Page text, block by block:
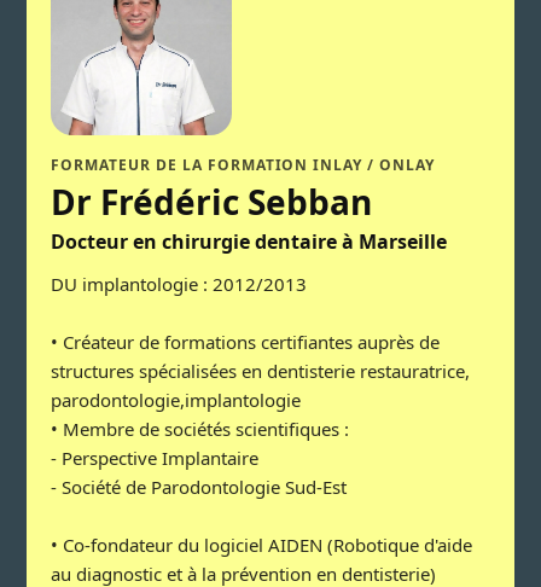
FORMATEUR DE LA FORMATION INLAY / ONLAY
Dr Frédéric Sebban
Docteur en chirurgie dentaire à Marseille
DU implantologie : 2012/2013
• Créateur de formations certifiantes auprès de
structures spécialisées en dentisterie restauratrice,
parodontologie,implantologie
• Membre de sociétés scientifiques :
- Perspective Implantaire
- Société de Parodontologie Sud-Est
• Co-fondateur du logiciel AIDEN (Robotique d'aide
au diagnostic et à la prévention en dentisterie)